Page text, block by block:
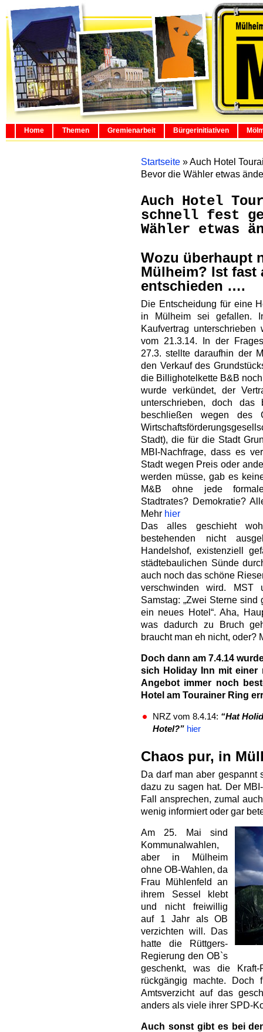
Home Themen Gremienarbeit Bürgerinitiativen
Startseite »Auch Hotel
Bevor die Wähler etwas
Auch Hotel
schnell fest
Wähler etwas
Wozu überhaupt
Mülheim? Ist fast
entschieden ….
Die Entscheidung für eine
in Mülheim sei gefallen.
Kaufvertrag
vom 21.3.14. In der
27.3. stellte daraufhin der
den Verkauf des
die Billighotelkette B&B
wurde verkündet, der
unterschrieben, doch
beschließen wegen des
Stadt), die für die Stadt
MBI-Nachfrage, dass es
Stadt wegen Preis oder
werden müsse, gab es
M&B ohne jede formale
Stadtrates? Demokratie?
Mehr hier
Das alles geschieht
bestehenden nicht
Handelshof, existenziell
städtebaulichen Sünde
auch noch das schöne
verschwinden wird.
Samstag: „Zwei Sterne sind
ein neues Hotel“. Aha,
was dadurch zu Bruch
braucht man eh nicht, oder?
Doch dann am 7.4.14
sich Holiday Inn mit einer
Angebot immer noch
Hotel am Tourainer Ring
NRZ vom 8.4.14: “Hat
Hotel?” hier
Chaos pur, in
Da darf man aber gespannt
dazu zu sagen hat. Der
Fall ansprechen, zumal
wenig informiert oder gar
Am 25. Mai sind
Kommunalwahlen,
aber in Mülheim
ohne OB-Wahlen, da
Frau Mühlenfeld an
ihrem Sessel klebt
und nicht freiwillig
auf 1 Jahr als OB
verzichten will. Das
hatte die Rüttgers-
Regierung den OB`s
geschenkt, was die Kraft-
rückgängig machte.
Amtsverzicht auf das
anders als viele ihrer SPD-
Auch sonst gibt es bei